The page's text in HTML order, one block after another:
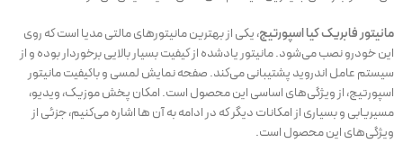
مانیتور فابریک کیا اسپورتیج، یکی از بهترین مانیتورهای مالتی مدیا است که روی
این خودرو نصب می‌شود. مانیتور یادشده از کیفیت بسیار بالایی برخوردار بوده و از
سیستم عامل اندروید پشتیبانی می‌کند. صفحه نمایش لمسی و باکیفیت مانیتور
اسپورتیج، از ویژگی‌های اساسی این محصول است. امکان پخش موزیک، ویدیو،
مسیریابی و بسیاری از امکانات دیگر که در ادامه به آن ها اشاره می‌کنیم، جزئی از
ویژگی‌های این محصول است.